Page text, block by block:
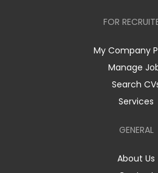
FOR
My Company
Manage
Search
Services
GENERAL
About Us